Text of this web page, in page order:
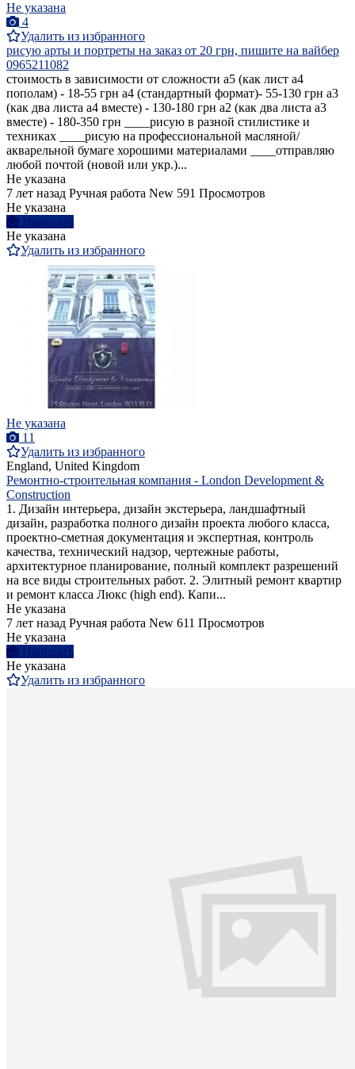
Не указана
4
Удалить из избранного
рисую арты и портреты на заказ от 20 грн, пишите на вайбер
0965211082
стоимость в зависимости от сложности а5 (как лист а4
пополам) - 18-55 грн а4 (стандартный формат)- 55-130 грн а3
(как два листа а4 вместе) - 130-180 грн а2 (как два листа а3
вместе) - 180-350 грн ____рисую в разной стилистике и
техниках ____рисую на профессиональной масляной/
акварельной бумаге хорошими материалами ____отправляю
любой почтой (новой или укр.)...
Не указана
7 лет назад Ручная работа New 591 Просмотров
Не указана
Написать
Не указана
Удалить из избранного
Не указана
11
Удалить из избранного
England, United Kingdom
Ремонтно-строительная компания - London Development &
Construction
1. Дизайн интерьера, дизайн экстерьера, ландшафтный
дизайн, разработка полного дизайн проекта любого класса,
проектно-сметная документация и экспертная, контроль
качества, технический надзор, чертежные работы,
архитектурное планирование, полный комплект разрешений
на все виды строительных работ. 2. Элитный ремонт квартир
и ремонт класса Люкс (high end). Капи...
Не указана
7 лет назад Ручная работа New 611 Просмотров
Не указана
Написать
Не указана
Удалить из избранного